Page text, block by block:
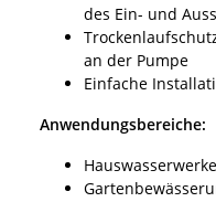
des Ein- und
an der Pumpe
Einfache
Anwendungsbereiche:
Hauswasserwerke